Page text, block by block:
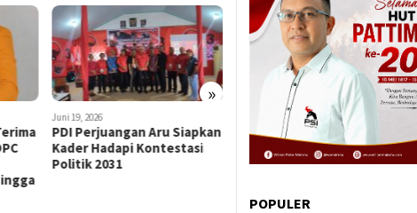
»
Juni 19, 2026
PDI Perjuangan Aru Siapkan
Kader Hadapi Kontestasi
Politik 2031
Juli 26, 2026
Respon Positif Wacana BGW
Maju Calon Gubernur
Maluku, PAMA: Beliau Layak
POPULER